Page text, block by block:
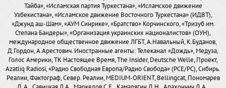
Тайба», «Исламская партия Туркестана», «Исламское движение
Узбекистана», «Исламское движение Восточного Туркестана» (ИДВТ),
«Джунд аш-Шам», «АУМ Синрике», «Братство» Корчинского, «Тризуб им.
Степана Бандеры», «Организация украинских националистов» (ОУН),
международное общественное движение ЛГБТ, А.Навальный, К.Буданов,
Д.Гордон, А.Арестович. Иностранные агенты: Телеканал «Дождь», Медуза,
Голос Америки, ТК Настоящее Время, The Insider, Deutsche Welle, Проект,
Azatliq Radiosi, «Радио Свободная Европа/Радио Свобода» (PCE/PC), Сибирь.
Реалии, Фактограф, Север. Реалии, MEDIUM-ORIENT, Bellingcat, Пономарев